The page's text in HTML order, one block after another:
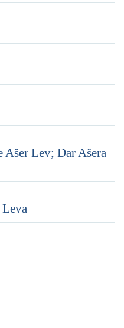
Ašer Lev; Dar Ašera